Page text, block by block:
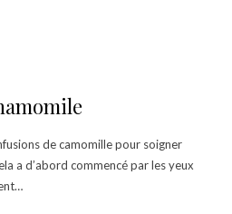
de camomille pour soigner
a d’abord commencé par les yeux